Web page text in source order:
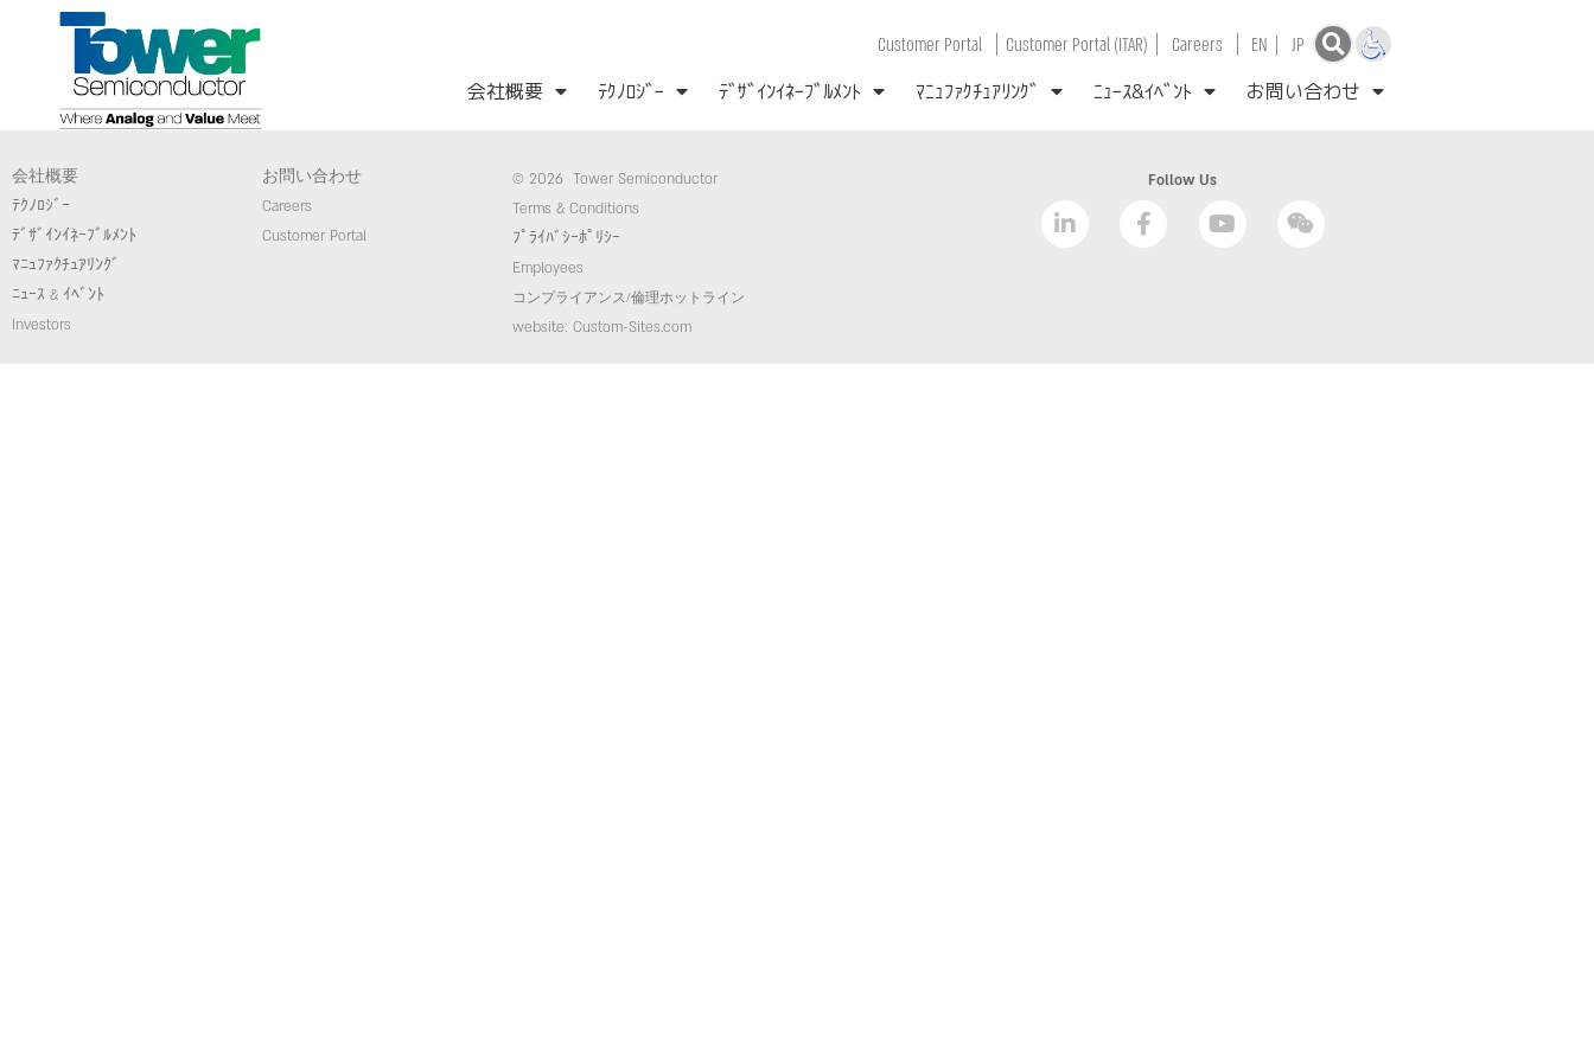
Customer Portal| Customer Portal (ITAR) | Careers | EN | JP
会社概要 ﾃｸﾉﾛｼﾞｰ ﾃﾞｻﾞｲﾝｲﾈｰﾌﾞﾙﾒﾝﾄ ﾏﾆｭﾌｧｸﾁｭｱﾘﾝｸﾞ ﾆｭｰｽ&ｲﾍﾞﾝﾄ お問い合わせ
会社概要
ﾃｸﾉﾛｼﾞｰ
ﾃﾞｻﾞｲﾝｲﾈｰﾌﾞﾙﾒﾝﾄ
ﾏﾆｭﾌｧｸﾁｭｱﾘﾝｸﾞ
ﾆｭｰｽ & ｲﾍﾞﾝﾄ
Investors
お問い合わせ
Careers
Customer Portal
© 2026 Tower Semiconductor
Terms & Conditions
ﾌﾟﾗｲﾊﾞｼｰﾎﾟﾘｼｰ
Employees
コンプライアンス/倫理ホットライン
website: Custom-Sites.com
Follow Us